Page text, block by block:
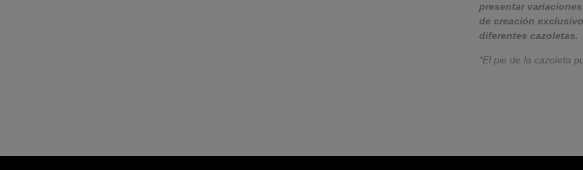
presentar
de creación
diferentes cazoletas.
*El pie de la cazoleta